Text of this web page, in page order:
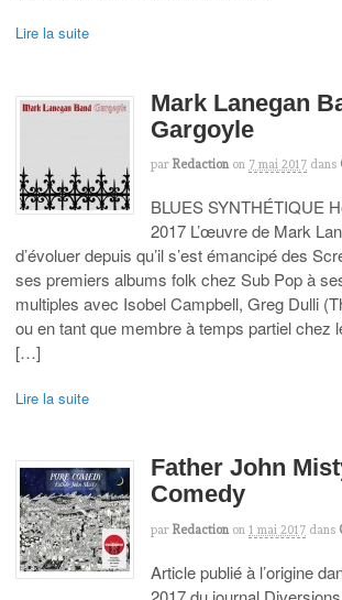
Lire la suite
Mark Lanegan
Gargoyle
par Redaction on 7 mai 2017 dans
BLUES SYNTHÉTIQUE
2017 L’œuvre de Mark
d’évoluer depuis qu’il s’est émancipé des
ses premiers albums folk chez Sub Pop à
multiples avec Isobel Campbell, Greg Dulli
ou en tant que membre à temps partiel chez
[…]
Lire la suite
Father John
Comedy
par Redaction on 1 mai 2017 dans
Article publié à l’origine